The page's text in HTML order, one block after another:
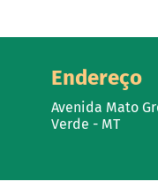
Endereço
Avenida Mato
Verde - MT